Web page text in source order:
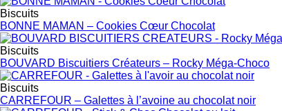
Biscuits
BONNE MAMAN – Cookies Cœur Chocolat
Biscuits
BOUVARD Biscuitiers Créateurs – Rocky Méga-Choco
Biscuits
CARREFOUR – Galettes à l’avoine au chocolat noir